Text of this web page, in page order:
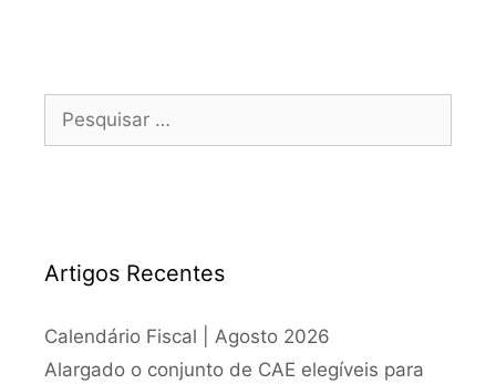
Artigos Recentes
Calendário Fiscal | Agosto 2026
Alargado o conjunto de CAE elegíveis para